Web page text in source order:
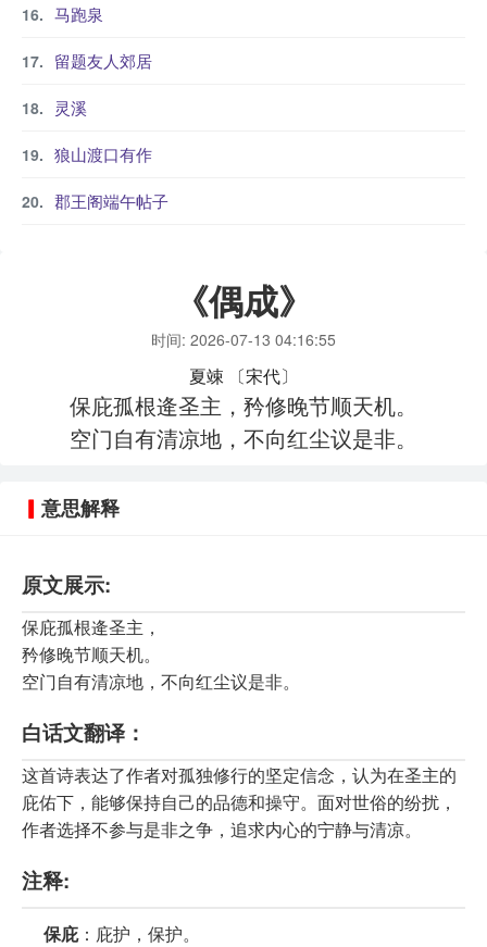
马跑泉
留题友人郊居
灵溪
狼山渡口有作
郡王阁端午帖子
《偶成》
时间: 2026-07-13 04:16:55
夏竦 〔宋代〕
保庇孤根逄圣主，矜修晚节顺天机。
空门自有清凉地，不向红尘议是非。
意思解释
原文展示:
保庇孤根逄圣主，
矜修晚节顺天机。
空门自有清凉地，不向红尘议是非。
白话文翻译：
这首诗表达了作者对孤独修行的坚定信念，认为在圣主的
庇佑下，能够保持自己的品德和操守。面对世俗的纷扰，
作者选择不参与是非之争，追求内心的宁静与清凉。
注释:
保庇：庇护，保护。